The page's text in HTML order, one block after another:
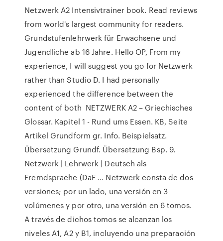
Netzwerk A2 Intensivtrainer book. Read reviews
from world's largest community for readers.
Grundstufenlehrwerk für Erwachsene und
Jugendliche ab 16 Jahre. Hello OP, From my
experience, I will suggest you go for Netzwerk
rather than Studio D. I had personally
experienced the difference between the
content of both NETZWERK A2 – Griechisches
Glossar. Kapitel 1 - Rund ums Essen. KB, Seite
Artikel Grundform gr. Info. Beispielsatz.
Übersetzung Grundf. Übersetzung Bsp. 9.
Netzwerk | Lehrwerk | Deutsch als
Fremdsprache (DaF ... Netzwerk consta de dos
versiones; por un lado, una versión en 3
volúmenes y por otro, una versión en 6 tomos.
A través de dichos tomos se alcanzan los
niveles A1, A2 y B1, incluyendo una preparación